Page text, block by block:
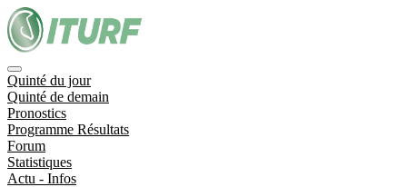
Quinté du jour
Quinté de demain
Pronostics
Programme Résultats
Forum
Statistiques
Actu - Infos